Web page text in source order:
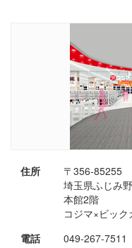
住所
〒356-85255
埼玉県ふじみ
本館2階
コジマ×ビッ
電話
049-267-7511